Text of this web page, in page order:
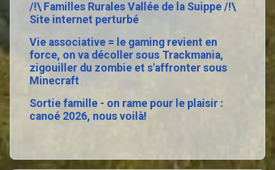
/!\ Familles Rurales Vallée de la Suippe /!\
Site internet perturbé
Vie associative = le gaming revient en
force, on va décoller sous Trackmania,
zigouiller du zombie et s'affronter sous
Minecraft
Sortie famille - on rame pour le plaisir :
canoé 2026, nous voilà!